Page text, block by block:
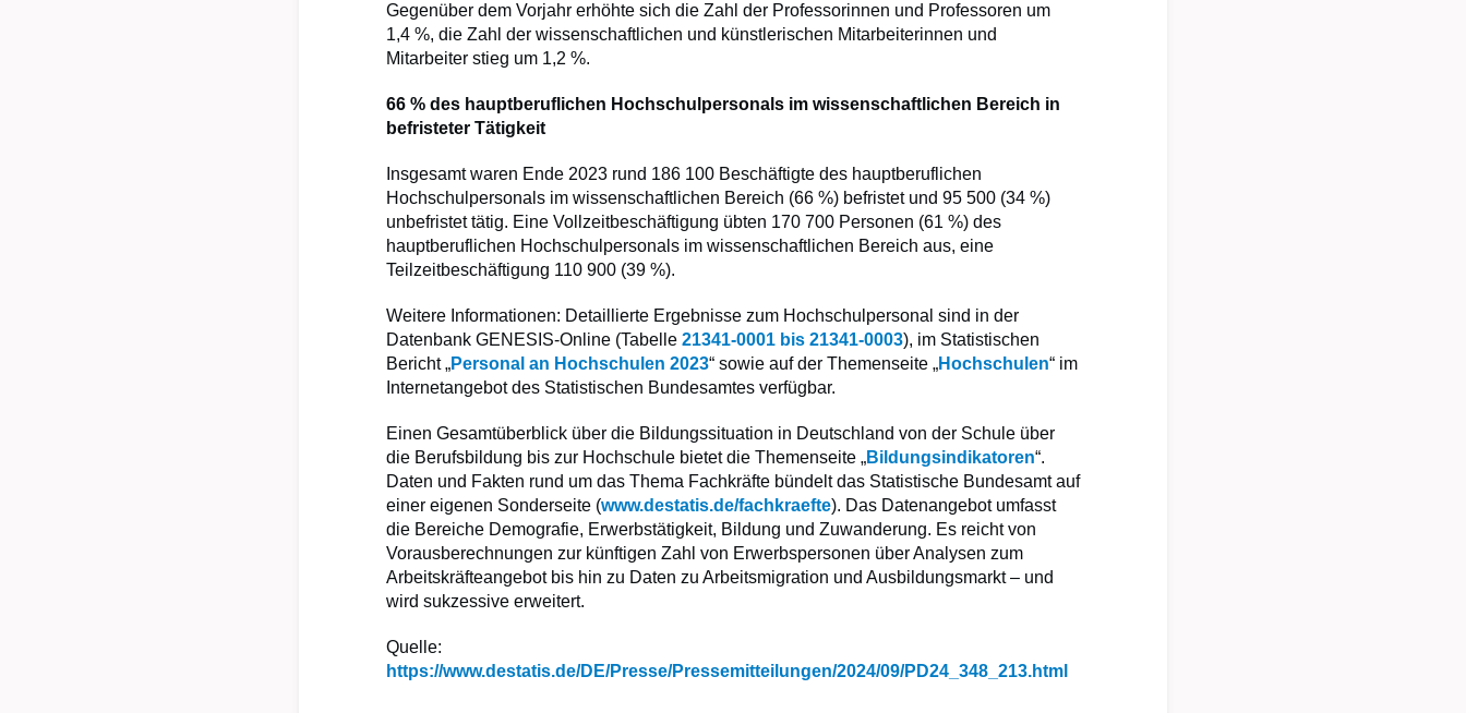
Gegenüber dem Vorjahr erhöhte sich die Zahl der Professorinnen und Professoren um
1,4 %, die Zahl der wissenschaftlichen und künstlerischen Mitarbeiterinnen und
Mitarbeiter stieg um 1,2 %.
66 % des hauptberuflichen Hochschulpersonals im wissenschaftlichen Bereich in
befristeter Tätigkeit
Insgesamt waren Ende 2023 rund 186 100 Beschäftigte des hauptberuflichen
Hochschulpersonals im wissenschaftlichen Bereich (66 %) befristet und 95 500 (34 %)
unbefristet tätig. Eine Vollzeitbeschäftigung übten 170 700 Personen (61 %) des
hauptberuflichen Hochschulpersonals im wissenschaftlichen Bereich aus, eine
Teilzeitbeschäftigung 110 900 (39 %).
Weitere Informationen: Detaillierte Ergebnisse zum Hochschulpersonal sind in der
Datenbank GENESIS-Online (Tabelle 21341-0001 bis 21341-0003), im Statistischen
Bericht „Personal an Hochschulen 2023“ sowie auf der Themenseite „Hochschulen“ im
Internetangebot des Statistischen Bundesamtes verfügbar.
Einen Gesamtüberblick über die Bildungssituation in Deutschland von der Schule über
die Berufsbildung bis zur Hochschule bietet die Themenseite „Bildungsindikatoren“.
Daten und Fakten rund um das Thema Fachkräfte bündelt das Statistische Bundesamt auf
einer eigenen Sonderseite (www.destatis.de/fachkraefte). Das Datenangebot umfasst
die Bereiche Demografie, Erwerbstätigkeit, Bildung und Zuwanderung. Es reicht von
Vorausberechnungen zur künftigen Zahl von Erwerbspersonen über Analysen zum
Arbeitskräfteangebot bis hin zu Daten zu Arbeitsmigration und Ausbildungsmarkt – und
wird sukzessive erweitert.
Quelle:
https://www.destatis.de/DE/Presse/Pressemitteilungen/2024/09/PD24_348_213.html